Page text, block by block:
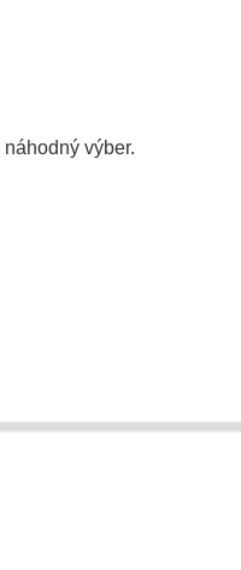
náhodný výber.